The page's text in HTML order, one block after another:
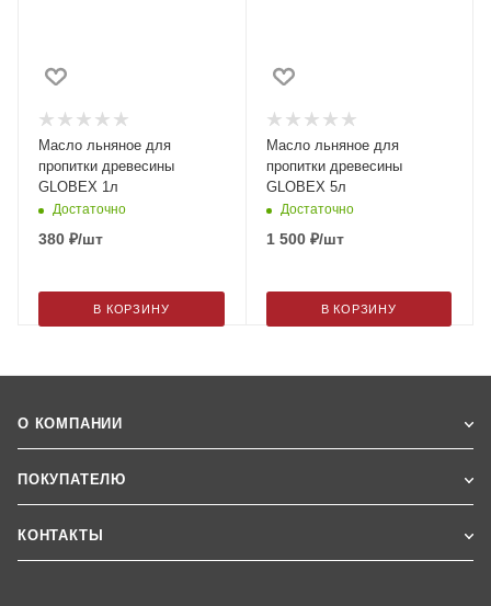
Масло льняное для
пропитки древесины
GLOBEX 1л
Достаточно
380 ₽/шт
В КОРЗИНУ
Масло льняное для
пропитки древесины
GLOBEX 5л
Достаточно
1 500₽/шт
В КОРЗИНУ
О КОМПАНИИ
ПОКУПАТЕЛЮ
КОНТАКТЫ